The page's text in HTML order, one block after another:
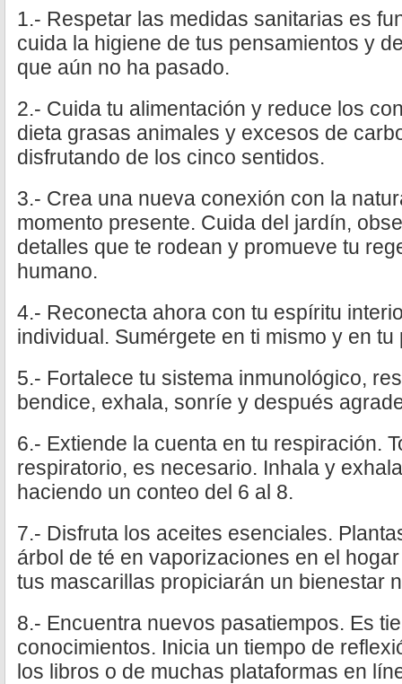
1.- Respetar las medidas sanitarias es
cuida la higiene de tus pensamientos y
que aún no ha pasado.
2.- Cuida tu alimentación y reduce los
dieta grasas animales y excesos de
disfrutando de los cinco sentidos.
3.- Crea una nueva conexión con la
momento presente. Cuida del jardín,
detalles que te rodean y promueve tu
humano.
4.- Reconecta ahora con tu espíritu
individual. Sumérgete en ti mismo y en
5.- Fortalece tu sistema inmunológico,
bendice, exhala, sonríe y después
6.- Extiende la cuenta en tu respiración.
respiratorio, es necesario. Inhala y
haciendo un conteo del 6 al 8.
7.- Disfruta los aceites esenciales.
árbol de té en vaporizaciones en el
tus mascarillas propiciarán un bienestar
8.- Encuentra nuevos pasatiempos. Es
conocimientos. Inicia un tiempo de
los libros o de muchas plataformas en